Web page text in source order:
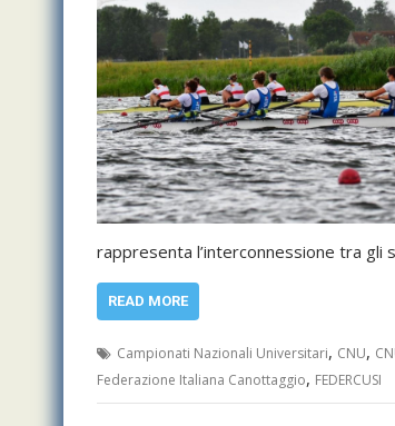
rappresenta l’interconnessione tra gli
READ MORE
Campionati Nazionali Universitari, CNU,
Federazione Italiana Canottaggio, FEDERCUSI